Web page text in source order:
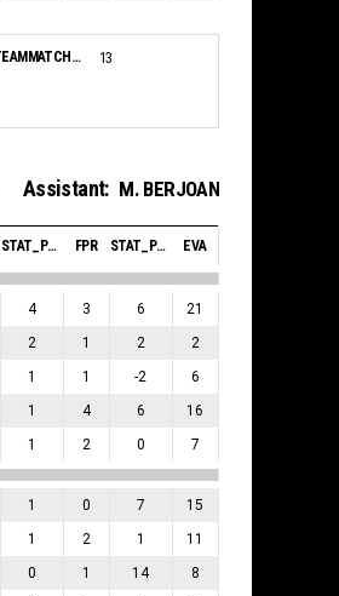
STAT_TEAMMATCH_BASKETBALL_sBiggestLead_NAME: 13
Assistant: M. BERJOAN
STAT_PERSONMATCH_BASKETBALL_SFOULSPERSONAL_ABBREV FPR STAT_PERSONMATCH_BASKETBALL_SPLUSMINUSPOINTS_ABBREV EVA
4 3 6 21
2 1 2 2
1 1 -2 6
1 4 6 16
1 2 0 7
1 0 7 15
1 2 1 11
0 1 14 8